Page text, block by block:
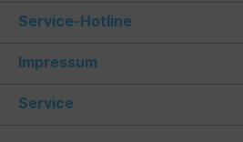
Service-Hotline
Impressum
Service